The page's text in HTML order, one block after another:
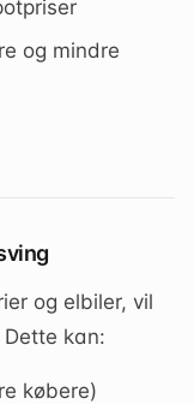
og mindre
og elbiler, vil
kan:
købere)